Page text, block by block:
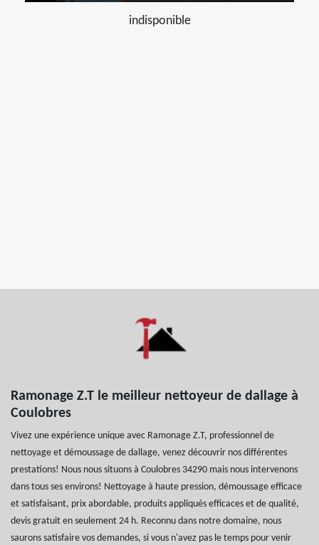
indisponible
Ramonage Z.T le meilleur nettoyeur de dallage à
Coulobres
Vivez une expérience unique avec Ramonage Z.T, professionnel de
nettoyage et démoussage de dallage, venez découvrir nos différentes
prestations! Nous nous situons à Coulobres 34290 mais nous intervenons
dans tous ses environs! Nettoyage à haute pression, démoussage efficace
et satisfaisant, prix abordable, produits appliqués efficaces et de qualité,
devis gratuit en seulement 24 h. Reconnu dans notre domaine, nous
saurons satisfaire vos demandes, si vous n'avez pas le temps pour venir